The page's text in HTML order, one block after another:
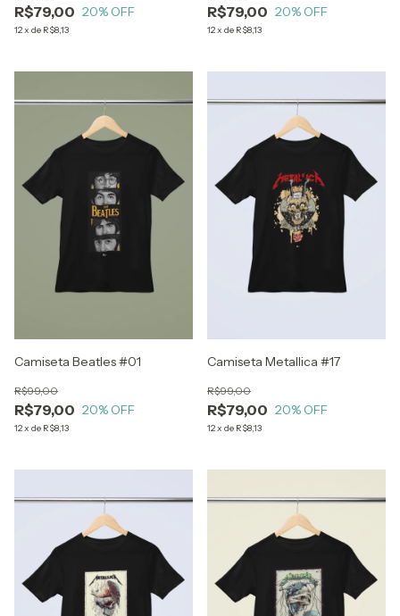
R$79,00 20% OFF
12x de R$8,13
R$79,00 20% OFF
12x de R$8,13
Camiseta Beatles #01
R$79,00
R$99,00
20% OFF
12x de R$8,13
Camiseta Metallica #17
R$79,00
R$99,00
20% OFF
12x de R$8,13